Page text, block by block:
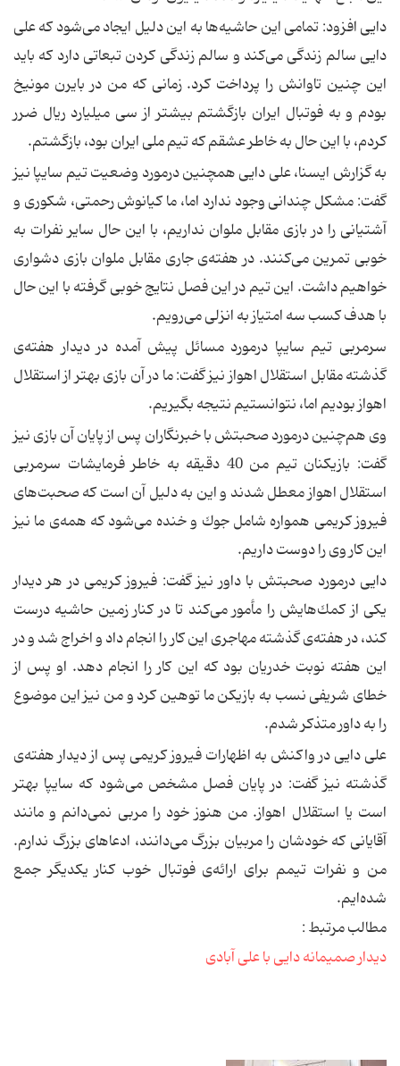
دایی افزود: تمامی این حاشیه‌ها به این دلیل ایجاد می‌شود كه علی
دایی سالم زندگی می‌كند و سالم زندگی كردن تبعاتی دارد كه باید
این چنین تاوانش را پرداخت كرد. زمانی كه من در بایرن مونیخ
بودم و به فوتبال ایران بازگشتم بیشتر از سی میلیارد ریال ضرر
كردم، با این حال به خاطر عشقم كه تیم ملی ایران بود،‌ بازگشتم.
به گزارش ایسنا، علی دایی همچنین درمورد وضعیت تیم سایپا نیز
گفت: مشكل چندانی وجود ندارد اما، ما كیانوش رحمتی، شكوری و
آشتیانی را در بازی مقابل ملوان نداریم، با این حال سایر نفرات به
خوبی تمرین می‌كنند. در هفته‌ی جاری مقابل ملوان بازی دشواری
خواهیم داشت. این تیم در این فصل نتایج خوبی گرفته با این حال
با هدف كسب سه امتیاز به انزلی می‌رویم.
سرمربی تیم سایپا درمورد مسائل پیش آمده در دیدار هفته‌ی
گذشته مقابل استقلال اهواز نیز گفت: ما در آن بازی بهتر از استقلال
اهواز بودیم اما، نتوانستیم نتیجه بگیریم.
وی هم‌چنین درمورد صحبتش با خبرنگاران پس از پایان آن بازی نیز
گفت: بازیكنان تیم من 40 دقیقه به خاطر فرمایشات سرمربی
استقلال اهواز معطل شدند و این به دلیل آن است كه صحبت‌های
فیروز كریمی همواره شامل جوك و خنده می‌شود كه همه‌ی ما نیز
این كار وی را دوست داریم.
دایی درمورد صحبتش با داور نیز گفت: فیروز كریمی در هر دیدار
یكی از كمك‌هایش را مأمور می‌كند تا در كنار زمین حاشیه درست
كند، در هفته‌ی گذشته مهاجری این كار را انجام داد و اخراج شد و در
این هفته نوبت خدریان بود كه این كار را انجام دهد. او پس از
خطای شریفی نسب به بازیكن ما توهین كرد و من نیز این موضوع
را به داور متذكر شدم.
علی دایی در واكنش به اظهارات فیروز كریمی پس از دیدار هفته‌ی
گذشته نیز گفت: در پایان فصل مشخص می‌شود كه سایپا بهتر
است یا استقلال اهواز. من هنوز خود را مربی نمی‌دانم و مانند
آقایانی كه خودشان را مربیان بزرگ می‌دانند، ادعاهای بزرگ ندارم.
من و نفرات تیمم برای ارائه‌ی فوتبال خوب كنار یكدیگر جمع
شده‌ایم.
مطالب مرتبط :
دیدار صمیمانه دایی با علی آبادی